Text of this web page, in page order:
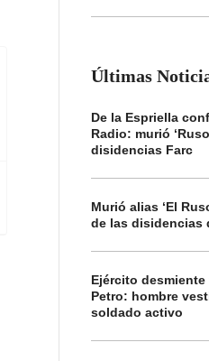
Últimas
De la Espriella
Radio: murió
disidencias Farc
Murió alias ‘El
de las disidencias
Ejército
Petro: hombre
soldado activo